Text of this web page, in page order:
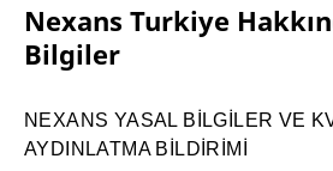
Nexans Turkiye
Bilgiler
NEXANS YASAL BİLGİLER VE
AYDINLATMA BİLDİRİMİ